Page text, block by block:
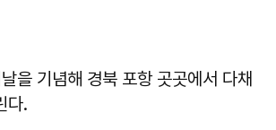
을 기념해 경북 포항 곳곳에서 다채
다.